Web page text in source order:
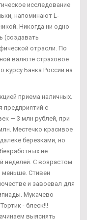
исследование
напоминают L-
Никогда ни одно
(создавать
отрасли. По
валюте страховое
курсу Банка России на
приема наличных.
предприятий с
— 3 млн рублей, при
Местечко красивое
березками, но
не
неделей. С возрастом
меньше. Стивен
и завоевал для
Мукачево
- блеск!!!
выяснять